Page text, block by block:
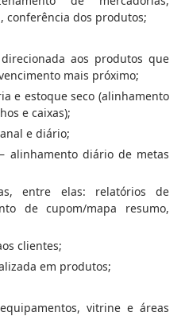
conferência dos produtos;
direcionada aos produtos que
mais próximo;
e estoque seco (alinhamento
e caixas);
e diário;
alinhamento diário de metas
entre elas: relatórios de
de cupom/mapa resumo,
clientes;
em produtos;
vitrine e áreas